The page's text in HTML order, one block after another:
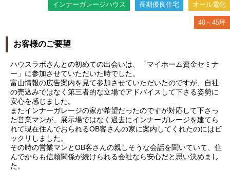
インナーガレージハウス 長期優良住宅 オール電化
40～45坪
お客様のご要望
ハウスラボさんとの初めての出会いは、「マイホーム資金セミナ
ー」に参加させていただいた時でした。
富山情報の広告案内を見て参加させていただいたのですが、自社
の売込みではなく第三者的な立場でアドバイスして下さる姿勢に
安心を感じました。
またインナーガレージの家が希望だったのですが対応して下さっ
た営業マンが、展示場ではなく過去にインナーガレージを建てら
れて現在住んでおられるOB客さんの家に案内してくれたのにはビ
ックリしました。
その時の営業マンとOB客さんの親しそうな会話を聞いていて、住
んでからも信頼関係が続けられる会社なら安心だと思い決めまし
た。